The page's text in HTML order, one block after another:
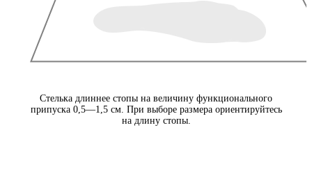
Стелька длиннее стопы на величину функционального
припуска 0,5—1,5 см. При выборе размера ориентируйтесь
на длину стопы.